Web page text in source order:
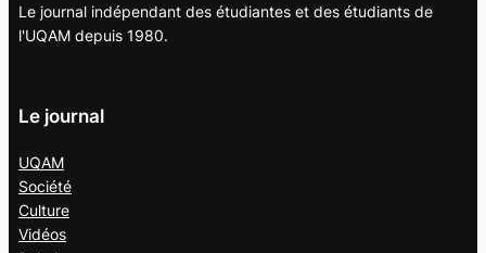
Le journal indépendant des étudiantes et des étudiants de
l'UQAM depuis 1980.
Le journal
UQAM
Société
Culture
Vidéos